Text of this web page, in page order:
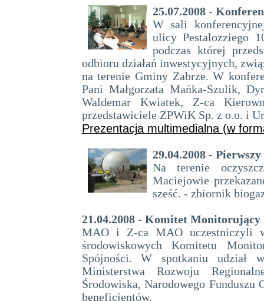
25.07.2008 -
W sali
ulicy Pestalozziego
podczas której
odbioru działań inwestycyjnych,
na terenie Gminy Zabrze. W
Pani Małgorzata Mańka-Szulik,
Waldemar Kwiatek, Z-ca
przedstawiciele ZPWiK Sp. z o.o. i
Prezentacja multimedialna (w
29.04.2008 -
Na terenie
Maciejowie
sześć. - zbiornik
21.04.2008 - Komitet
MAO i Z-ca MAO uczestniczyli
środowiskowych Komitetu
Spójności. W spotkaniu udział
Ministerstwa Rozwoju
Środowiska, Narodowego
beneficjentów.